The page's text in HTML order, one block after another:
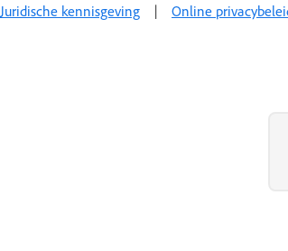
Juridische kennisgeving | Online